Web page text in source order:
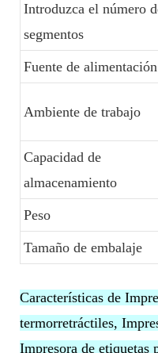
Introduzca el número
segmentos
Fuente de alimentación
Ambiente de trabajo
Capacidad de
almacenamiento
Peso
Tamaño de embalaje
Características de
termorretráctiles,
Impresora de etiquetas